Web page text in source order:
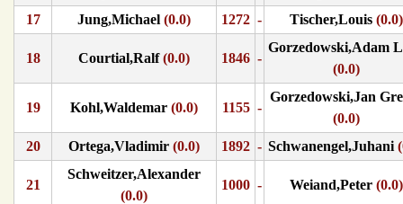
17
Jung,Michael (0.0) 1272 - Tischer,Louis (0.0)
18 Courtial,Ralf(0.0) 1846 -
Gorzedowski,Adam
(0.0)
19 Kohl,Waldemar (0.0) 1155 -
Gorzedowski,Jan
(0.0)
20
Ortega,Vladimir (0.0) 1892 - Schwanengel,Juhani
21
Schweitzer,Alexander
(0.0)
1000 - Weiand,Peter (0.0)